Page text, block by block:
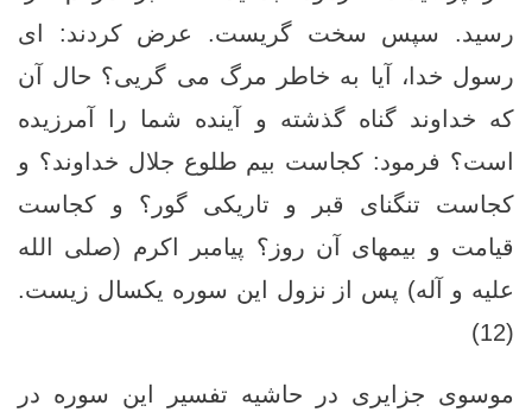
رسید. سپس سخت گریست. عرض کردند: ای
رسول خدا، آیا به خاطر مرگ می­ گریی؟ حال آن
که خداوند گناه گذشته و آینده شما را آمرزیده
است؟ فرمود: کجاست بیم طلوع جلال خداوند؟ و
کجاست تنگنای قبر و تاریکی گور؟ و کجاست
قیامت و بیمهای آن روز؟ پیامبر اکرم (صلی الله
علیه و آله) پس از نزول این سوره یکسال زیست.
(12)
موسوی جزایری در حاشیه تفسیر این سوره در